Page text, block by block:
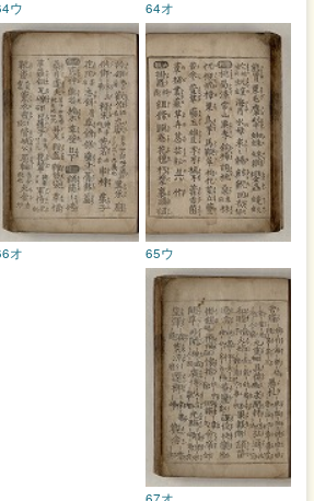
64オ
ウ
65ウ
オ